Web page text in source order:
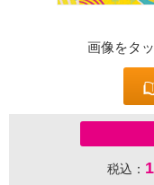
画像をタ
税込：